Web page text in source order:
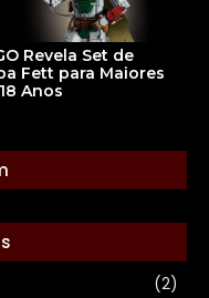
Revela Set de
Fett para Maiores
Anos
(2)